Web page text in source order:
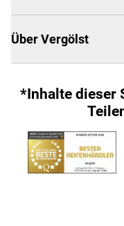
Über Vergölst
*Inhalte dieser